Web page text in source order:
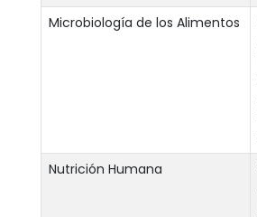
Microbiología de los Alimentos
Nutrición Humana